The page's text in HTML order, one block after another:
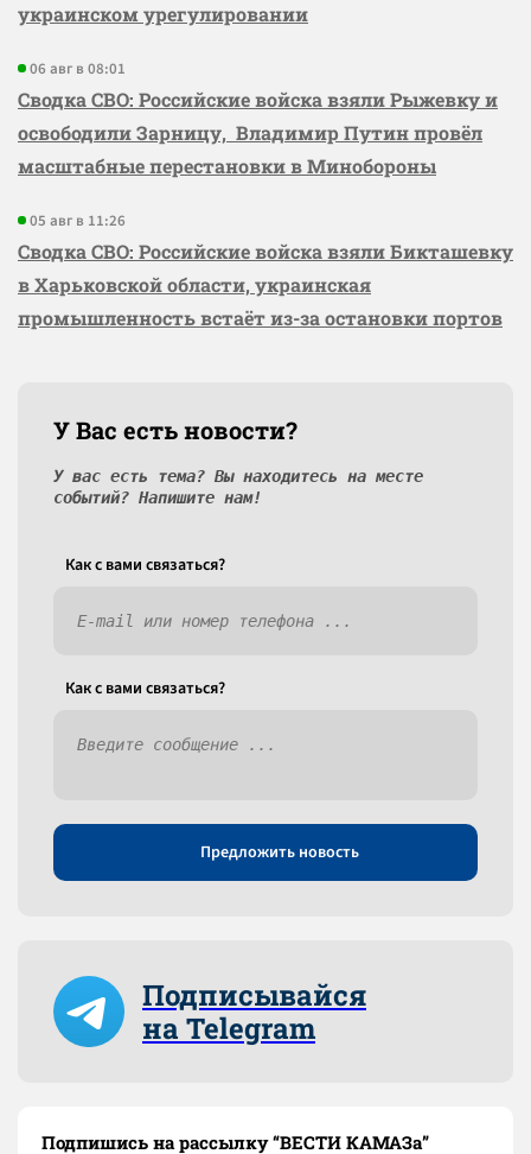
украинском урегулировании
06 авг в 08:01
Сводка СВО: Российские войска взяли Рыжевку и
освободили Зарницу, Владимир Путин провёл
масштабные перестановки в Минобороны
05 авг в 11:26
Сводка СВО: Российские войска взяли Бикташевку
в Харьковской области, украинская
промышленность встаёт из-за остановки портов
У Вас есть новости?
У вас есть тема? Вы находитесь на месте
событий? Напишите нам!
Как c вами связаться?
Как c вами связаться?
Предложить новость
Подписывайся
на Telegram
Подпишись на рассылку “ВЕСТИ КАМАЗа”